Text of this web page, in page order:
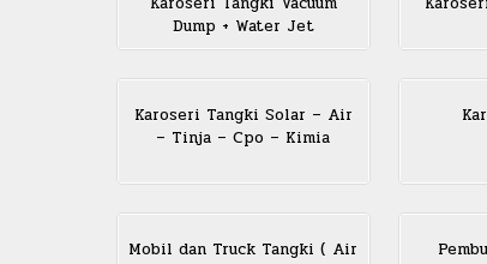
Dump + Water Jet
Karoseri Tangki Solar – Air
– Tinja – Cpo – Kimia
Mobil dan Truck Tangki ( Air